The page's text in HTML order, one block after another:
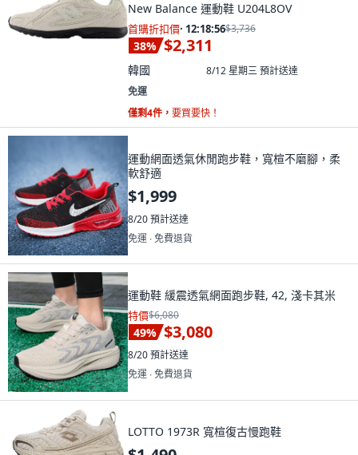
New Balance 運動鞋 U204L8OV
首購折扣價· 12:18:55$3,736
38% $2,311
韓國 8/12 星期三預計送達
免運
僅剩4件， 要買要快！
運動網面透氣休閒跑步鞋，寬楦不磨腳，柔
軟舒適
$1,999
8/20預計送達
免運 ∙ 免費退貨
運動鞋 緩震透氣網面跑步鞋, 42, 淺卡其米
特價$6,080
49% $3,080
8/20預計送達
免運 ∙ 免費退貨
LOTTO 1973R 寬楦復古慢跑鞋